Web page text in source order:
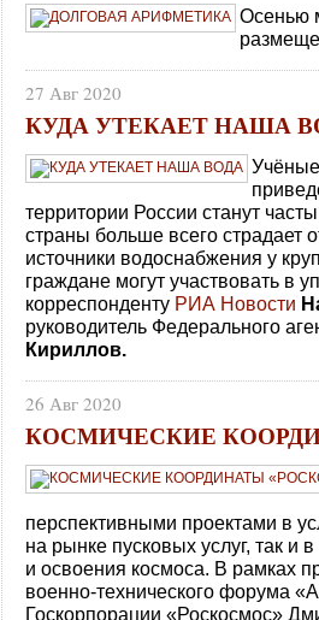
Осенью
27 Авг 2020
КУДА УТЕКАЕТ НАША
территории России станут
страны больше всего страдает
источники водоснабжения у
граждане могут участвовать в
корреспонденту РИА Новости
руководитель Федерального
Кириллов.
26 Авг 2020
КОСМИЧЕСКИЕ
перспективными проектами в
на рынке пусковых услуг, так
и освоения космоса. В рамках
военно-технического форума
Госкорпорации «Роскосмос»